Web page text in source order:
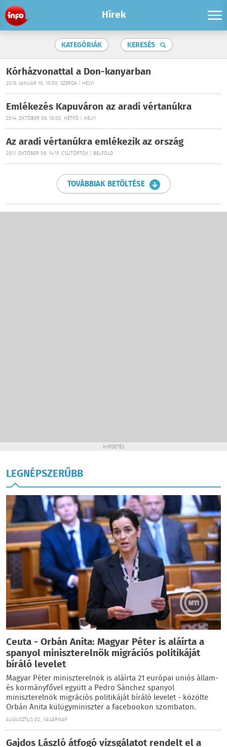
Hírek
KATEGÓRIÁK KERESÉS
Kórházvonattal a Don-kanyarban
2018. JANUÁR 10. 10:00, SZERDA | HELYI
Emlékezés Kapuváron az aradi vértanúkra
2014. OKTÓBER 06. 10:00, HÉTFŐ | HELYI
Az aradi vértanúkra emlékezik az ország
2011. OKTÓBER 06. 14:19, CSÜTÖRTÖK | BELFÖLD
TOVÁBBIAK BETÖLTÉSE
HIRDETÉS
LEGNÉPSZERŰBB
Ceuta - Orbán Anita: Magyar Péter is aláírta a
spanyol miniszterelnök migrációs politikáját
bíráló levelet
Magyar Péter miniszterelnök is aláírta 21 európai uniós állam-
és kormányfővel együtt a Pedro Sánchez spanyol
miniszterelnök migrációs politikáját bíráló levelet - közölte
Orbán Anita külügyminiszter a Facebookon szombaton.
AUGUSZTUS 02., VASÁRNAP
Gajdos László átfogó vizsgálatot rendelt el a